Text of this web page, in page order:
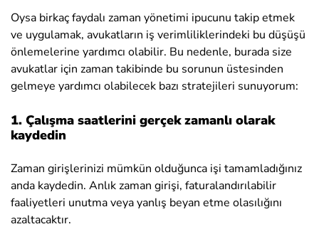
Oysa birkaç faydalı zaman yönetimi ipucunu takip etmek
ve uygulamak, avukatların iş verimliliklerindeki bu düşüşü
önlemelerine yardımcı olabilir. Bu nedenle, burada size
avukatlar için zaman takibinde bu sorunun üstesinden
gelmeye yardımcı olabilecek bazı stratejileri sunuyorum:
1. Çalışma saatlerini gerçek zamanlı olarak
kaydedin
Zaman girişlerinizi mümkün olduğunca işi tamamladığınız
anda kaydedin. Anlık zaman girişi, faturalandırılabilir
faaliyetleri unutma veya yanlış beyan etme olasılığını
azaltacaktır.